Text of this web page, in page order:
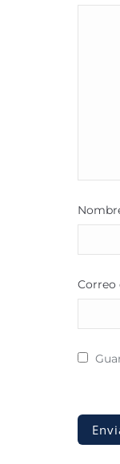
Correo